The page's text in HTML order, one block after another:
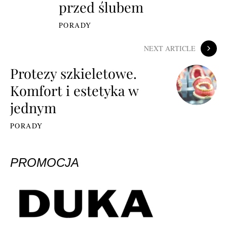
przed ślubem
PORADY
NEXT ARTICLE
Protezy szkieletowe.
Komfort i estetyka w
jednym
PORADY
PROMOCJA